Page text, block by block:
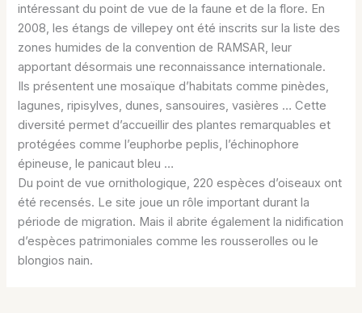
intéressant du point de vue de la faune et de la flore. En
2008, les étangs de villepey ont été inscrits sur la liste des
zones humides de la convention de RAMSAR, leur
apportant désormais une reconnaissance internationale.
Ils présentent une mosaïque d’habitats comme pinèdes,
lagunes, ripisylves, dunes, sansouires, vasières … Cette
diversité permet d’accueillir des plantes remarquables et
protégées comme l’euphorbe peplis, l’échinophore
épineuse, le panicaut bleu …
Du point de vue ornithologique, 220 espèces d’oiseaux ont
été recensés. Le site joue un rôle important durant la
période de migration. Mais il abrite également la nidification
d’espèces patrimoniales comme les rousserolles ou le
blongios nain.